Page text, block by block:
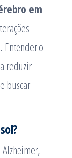
em
Entender o
reduzir
buscar